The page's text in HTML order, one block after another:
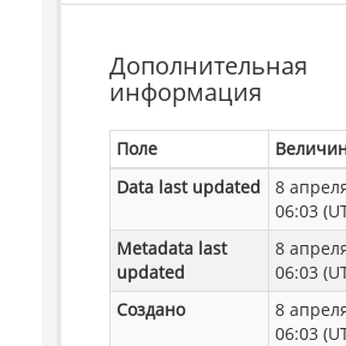
Дополнительная
информация
Поле
Data last updated
8
06:03
Metadata last
updated
8
06:03
Создано
8
06:03